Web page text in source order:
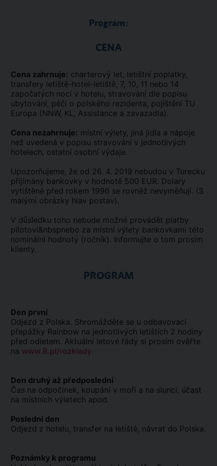
Program:
CENA
Cena zahrnuje: charterový let, letištní poplatky,
transfery letiště-hotel-letiště, 7, 10, 11 nebo 14
započatých nocí v hotelu, stravování dle popisu
ubytování, péči o polského rezidenta, pojištění TU
Europa (NNW, KL, Assistance a zavazadla).
Cena nezahrnuje: místní výlety, jiná jídla a nápoje
než uvedená v popisu stravování v jednotlivých
hotelech, ostatní osobní výdaje.
Upozorňujeme, že od 26. 4. 2019 nebudou v Turecku
přijímány bankovky v hodnotě 500 EUR. Dolary
vytištěné před rokem 1996 se rovněž nevyměňují. (S
malými obrázky hlav postav).
V důsledku toho nebude možné provádět platby
pilotovi&nbspnebo za místní výlety bankovkami této
nominální hodnoty (ročník). Informujte o tom prosím
klienty.
PROGRAM
Den první
Odjezd z Polska. Shromážděte se u odbavovací
přepážky Rainbow na jednotlivých letištích 2 hodiny
před odletem. Aktuální letové řády si prosím ověřte
na www.R.pl/rozklady.
Den druhý až předposlední
Čas na odpočinek, koupání v moři a na slunci, účast
na místních výletech apod.
Poslední den
Odjezd z hotelu, transfer na letiště, návrat do Polska.
Poznámky k programu